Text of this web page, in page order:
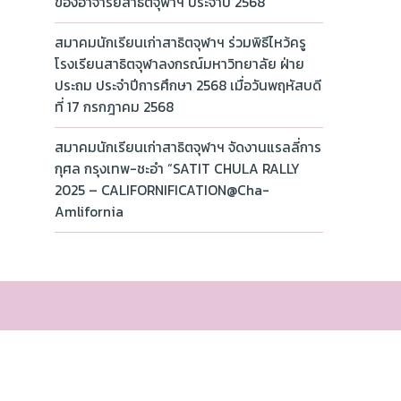
สมาคมนักเรียนเก่าสาธิตจุฬาฯ ร่วมพิธีไหว้ครู
โรงเรียนสาธิตจุฬาลงกรณ์มหาวิทยาลัย ฝ่าย
ประถม ประจำปีการศึกษา 2568 เมื่อวันพฤหัสบดี
ที่ 17 กรกฎาคม 2568
สมาคมนักเรียนเก่าสาธิตจุฬาฯ จัดงานแรลลี่การ
กุศล กรุงเทพ-ชะอำ “SATIT CHULA RALLY
2025 – CALIFORNIFICATION@Cha-
Amlifornia